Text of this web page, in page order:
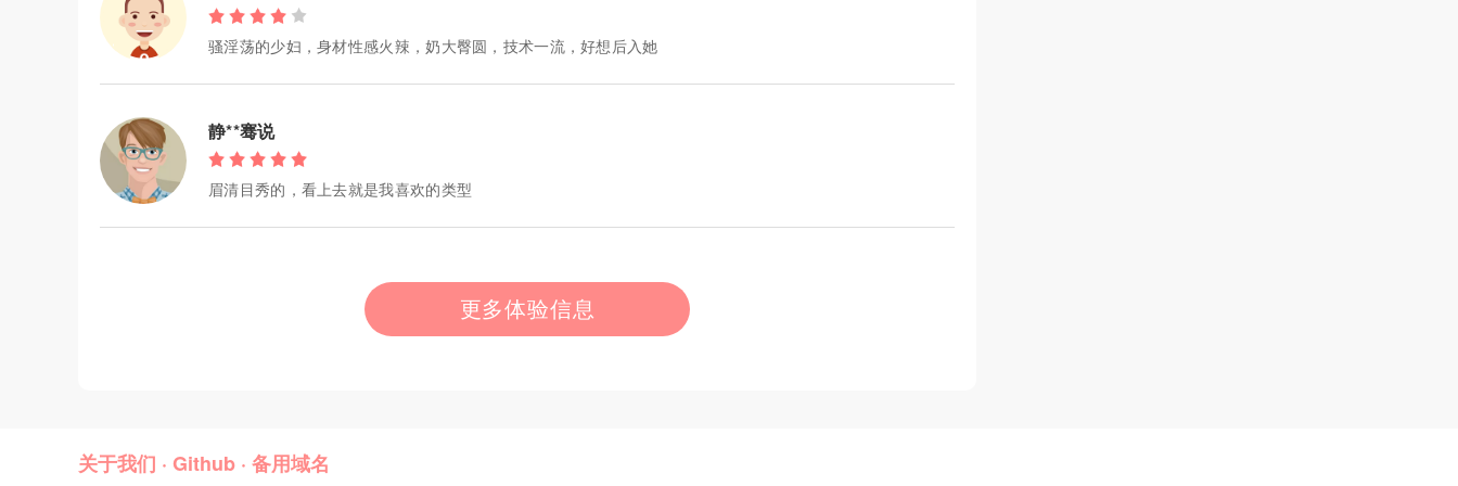
骚淫荡的少妇，身材性感火辣，奶大臀圆，技术一流，好想后入她
静**骞说
眉清目秀的，看上去就是我喜欢的类型
更多体验信息
关于我们 · Github · 备用域名